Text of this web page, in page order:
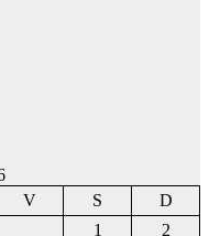
V S
D
1
2